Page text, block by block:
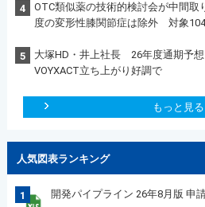
4
OTC類似薬の技術的検討会が中間
度の変形性膝関節症は除外 対象
5
大塚HD・井上社長 26年度通期予
VOYXACT立ち上がり好調で
もっと見る
人気図表ランキング
1 開発パイプライン 26年8月版 申